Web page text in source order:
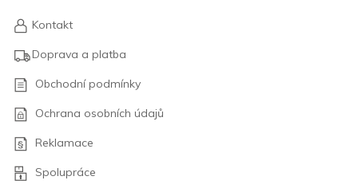
Kontakt
Doprava a platba
Obchodní podmínky
Ochrana osobních údajů
Reklamace
Spolupráce